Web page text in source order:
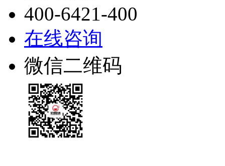
400-6421-400
在线咨询
微信二维码